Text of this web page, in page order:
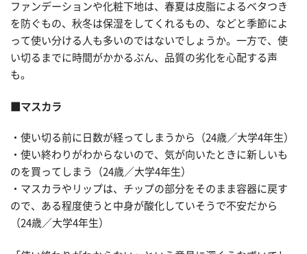
ファンデーションや化粧下地は、春夏は皮脂によるベタつき
を防ぐもの、秋冬は保湿をしてくれるもの、などと季節によ
って使い分ける人も多いのではないでしょうか。一方で、使
い切るまでに時間がかかるぶん、品質の劣化を心配する声
も。
■マスカラ
・使い切る前に日数が経ってしまうから（24歳／大学4年生）
・使い終わりがわからないので、気が向いたときに新しいも
のを買ってしまう（24歳／大学4年生）
・マスカラやリップは、チップの部分をそのまま容器に戻す
ので、ある程度使うと中身が酸化していそうで不安だから
（24歳／大学4年生）